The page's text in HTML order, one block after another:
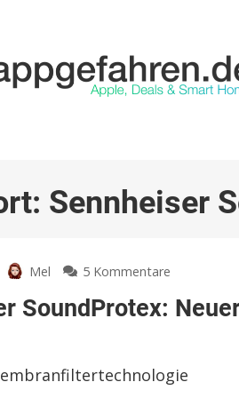
Sennheiser
Mel 5 Kommentare
Konzerte
SoundProtex: